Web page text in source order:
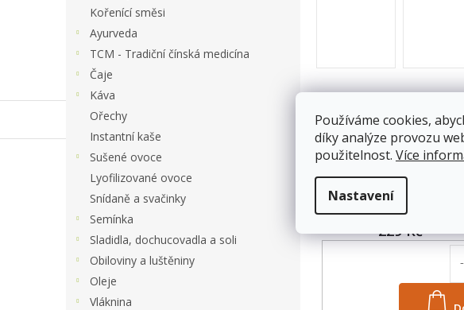
Používáme cookies,
díky analýze provozu
použitelnost. Více
Nastavení
Kořenící směsi
Ayurveda
TCM - Tradiční čínská medicína
Čaje
Káva
Ořechy
Instantní kaše
Sušené ovoce
Lyofilizované ovoce
Snídaně a svačinky
Semínka
Sladidla, dochucovadla a soli
Obiloviny a luštěniny
Oleje
Vláknina
Popis
váha: 100g
5094/100
229 Kč
Skladem